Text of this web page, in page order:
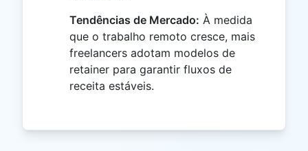
Tendências de Mercado: À medida
que o trabalho remoto cresce, mais
freelancers adotam modelos de
retainer para garantir fluxos de
receita estáveis.